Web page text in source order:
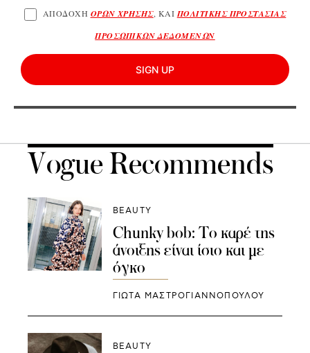
ΑΠΟΔΟΧΗ ΟΡΩΝ ΧΡΗΣΗΣ, ΚΑΙ ΠΟΛΙΤΙΚΗΣ ΠΡΟΣΤΑΣΙΑΣ
ΠΡΟΣΩΠΙΚΩΝ ΔΕΔΟΜΕΝΩΝ
SIGN UP
Vogue Recommends
BEAUTY
Chunky bob: Το καρέ της
άνοιξης είναι ίσιο και με
όγκο
ΓΙΩΤΑ ΜΑΣΤΡΟΓΙΑΝΝΟΠΟΥΛΟΥ
BEAUTY